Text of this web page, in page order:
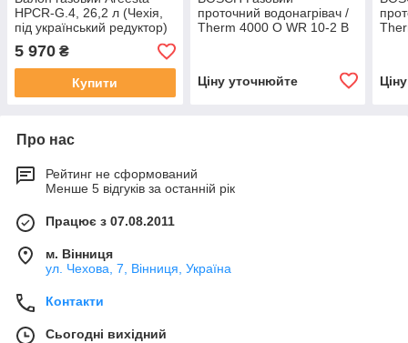
HPCR-G.4, 26,2 л (Чехія,
під український редуктор)
5 970 ₴
Купити
проточний водонагрівач /
Therm 4000 O WR 10-2 B
Ціну уточнюйте
Про нас
Рейтинг не сформований
Менше 5 відгуків за останній рік
Працює з 07.08.2011
м. Вінниця
ул. Чехова, 7, Вінниця, Україна
Контакти
Сьогодні вихідний